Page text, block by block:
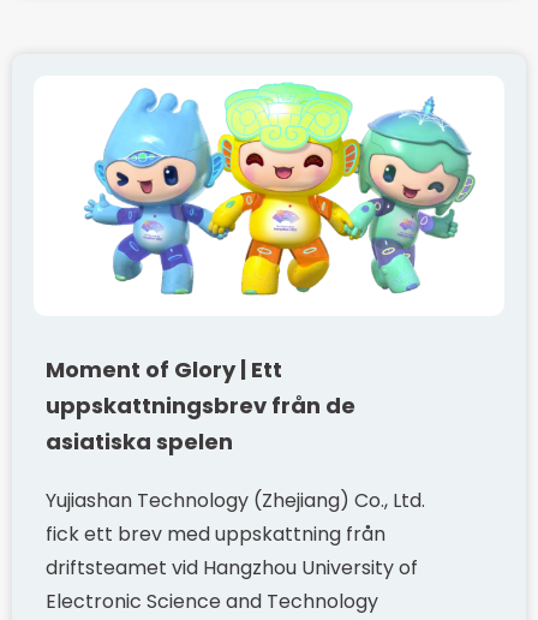
Moment of Glory | Ett
uppskattningsbrev från de
asiatiska spelen
Yujiashan Technology (Zhejiang) Co., Ltd.
fick ett brev med uppskattning från
driftsteamet vid Hangzhou University of
Electronic Science and Technology